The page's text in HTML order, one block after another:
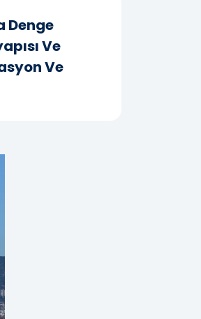
Denge
Ve
Ve